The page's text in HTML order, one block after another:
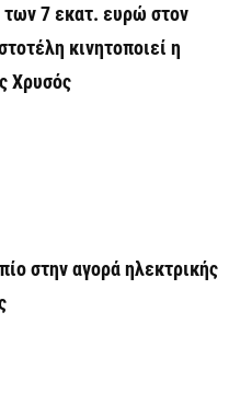
7 εκατ. ευρώ στον
κινητοποιεί η
Χρυσός
στην αγορά ηλεκτρικής